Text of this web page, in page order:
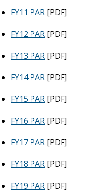
FY11 PAR [PDF]
FY12 PAR [PDF]
FY13 PAR [PDF]
FY14 PAR [PDF]
FY15 PAR [PDF]
FY16 PAR [PDF]
FY17 PAR [PDF]
FY18 PAR [PDF]
FY19 PAR [PDF]